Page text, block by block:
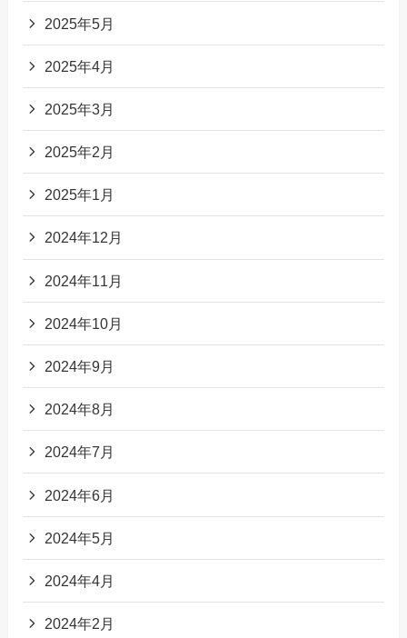
2025年5月
2025年4月
2025年3月
2025年2月
2025年1月
2024年12月
2024年11月
2024年10月
2024年9月
2024年8月
2024年7月
2024年6月
2024年5月
2024年4月
2024年2月